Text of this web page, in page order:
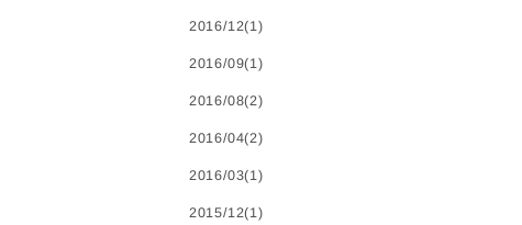
2016/12(1)
2016/09(1)
2016/08(2)
2016/04(2)
2016/03(1)
2015/12(1)